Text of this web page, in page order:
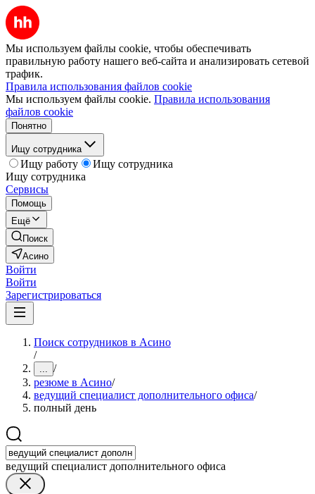
Мы используем файлы cookie, чтобы обеспечивать
правильную работу нашего веб-сайта и анализировать сетевой
трафик.
Правила использования файлов cookie
Мы используем файлы cookie. Правила использования
файлов cookie
Понятно
Ищу сотрудника
Ищу работу
Ищу сотрудника
Ищу сотрудника
Сервисы
Помощь
Ещё
Поиск
Асино
Войти
Войти
Зарегистрироваться
Поиск сотрудников в Асино
/
... /
резюме в Асино/
ведущий специалист дополнительного офиса/
полный день
ведущий специалист дополнительного офиса